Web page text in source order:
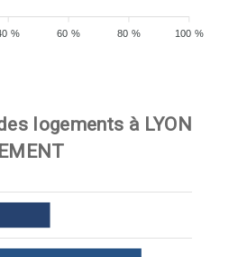
100 %
80 %
60 %
%
logements à LYON